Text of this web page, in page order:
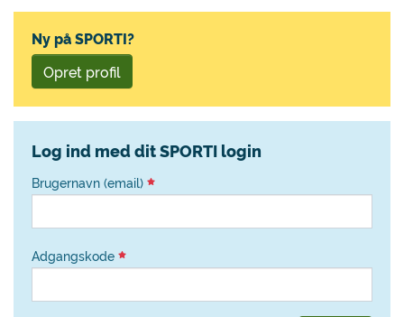
Ny på SPORTI?
Opret profil
Log ind med dit SPORTI login
Brugernavn (email)
Adgangskode